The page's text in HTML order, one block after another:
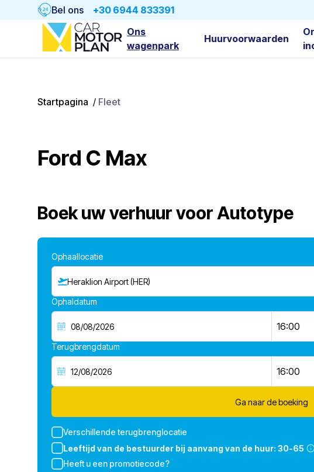
Bel ons +30 6944 833391
Ons
wagenpark
Huurvoorwaarden
Startpagina / Fleet
Ford C Max
Boek uw verhuur voorAutotype
Ophaallocatie
Heraklion Airport (HER)
Ophaldatum
16:00
Terugbrengdatum
16:00
Ga naar de boeking
Verschillende terugbrenglocatie
Leeftijd van de bestuurder bij aanvang van de huur: 30-65
Heeft u een promotiecode?